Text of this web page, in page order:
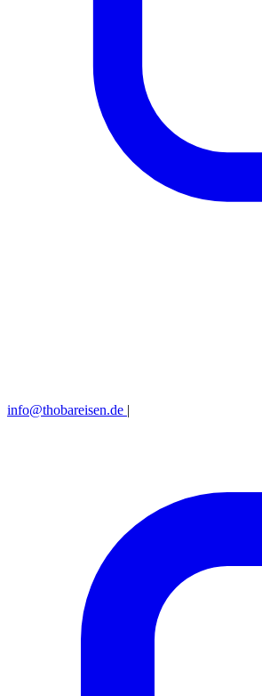
info@thobareisen.de |